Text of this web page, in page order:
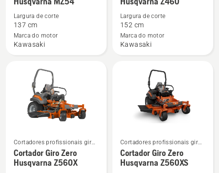
details
about
Cortador
Giro
Largura de corte
137 cm
Marca do motor
Kawasaki
details
about
Cortador
Giro
Largura de corte
152 cm
Marca do motor
Kawasaki
See
more
details
Cortadores profissionais giro
zero
Cortador Giro Zero
Husqvarna Z560X
See
more
details
Cortadores profissionais giro
zero
Cortador Giro Zero
Husqvarna Z560XS